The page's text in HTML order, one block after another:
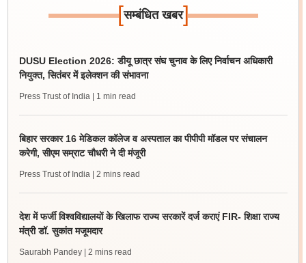
[सम्बंधित खबर]
DUSU Election 2026: डीयू छात्र संघ चुनाव के लिए निर्वाचन अधिकारी
नियुक्त, सितंबर में इलेक्शन की संभावना
Press Trust of India | 1 min read
बिहार सरकार 16 मेडिकल कॉलेज व अस्पताल का पीपीपी मॉडल पर संचालन
करेगी, सीएम सम्राट चौधरी ने दी मंजूरी
Press Trust of India | 2 mins read
देश में फर्जी विश्वविद्यालयों के खिलाफ राज्य सरकारें दर्ज कराएं FIR- शिक्षा राज्य
मंत्री डॉ. सुकांत मजूमदार
Saurabh Pandey | 2 mins read